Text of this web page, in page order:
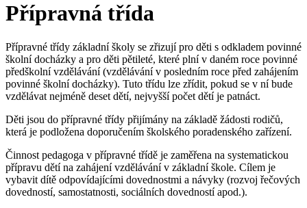
Přípravná třída
Přípravné třídy základní školy se zřizují pro děti s odkladem povinné
školní docházky a pro děti pětileté, které plní v daném roce povinné
předškolní vzdělávání (vzdělávání v posledním roce před zahájením
povinné školní docházky). Tuto třídu lze zřídit, pokud se v ní bude
vzdělávat nejméně deset dětí, nejvyšší počet dětí je patnáct.
Děti jsou do přípravné třídy přijímány na základě žádosti rodičů,
která je podložena doporučením školského poradenského zařízení.
Činnost pedagoga v přípravné třídě je zaměřena na systematickou
přípravu dětí na zahájení vzdělávání v základní škole. Cílem je
vybavit dítě odpovídajícími dovednostmi a návyky (rozvoj řečových
dovedností, samostatnosti, sociálních dovedností apod.).